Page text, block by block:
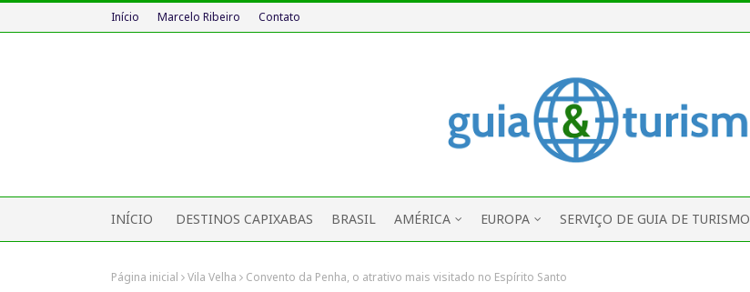
Início Marcelo Ribeiro Contato
INÍCIO DESTINOS CAPIXABAS BRASIL AMÉRICA EUROPA SERVIÇO DE GUIA DE TURISMO
Página inicial Vila Velha Convento da Penha, o atrativo mais visitado no Espírito Santo